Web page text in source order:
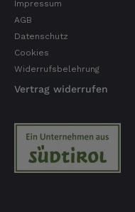
Impressum
AGB
Datenschutz
Cookies
Widerrufsbelehrung
Vertrag widerrufen